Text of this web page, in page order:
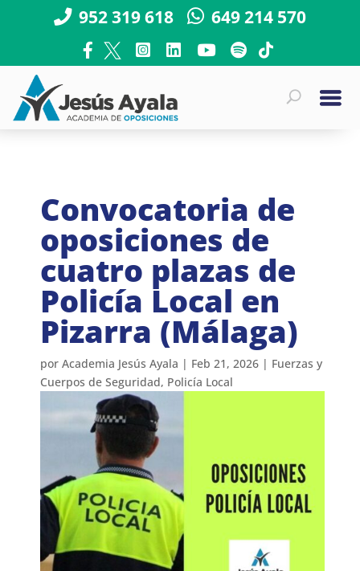
952 319 618 649 214 570
Convocatoria de
oposiciones de
cuatro plazas de
Policía Local en
Pizarra (Málaga)
porAcademia Jesús Ayala | Feb 21, 2026 | Fuerzas y
Cuerpos de Seguridad, Policía Local